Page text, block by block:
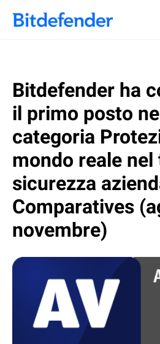
Bitdefender ha
il primo posto
categoria
mondo reale nel
sicurezza
Comparatives
novembre)